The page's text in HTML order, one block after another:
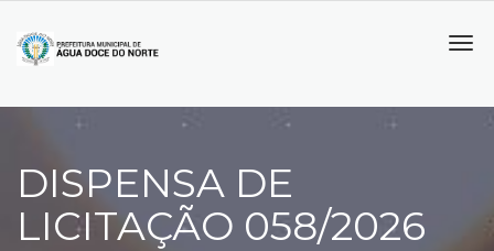
DISPENSA DE
LICITAÇÃO 058/2026